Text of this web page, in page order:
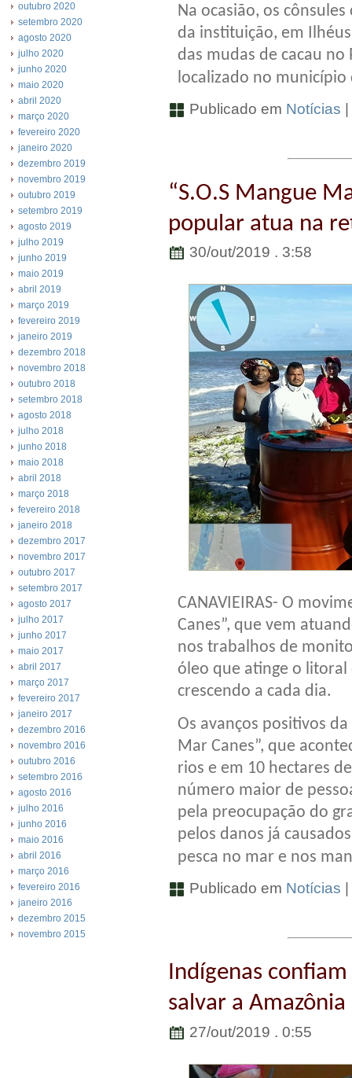
outubro 2020
setembro 2020
agosto 2020
julho 2020
junho 2020
maio 2020
abril 2020
março 2020
fevereiro 2020
janeiro 2020
dezembro 2019
novembro 2019
outubro 2019
setembro 2019
agosto 2019
julho 2019
junho 2019
maio 2019
abril 2019
março 2019
fevereiro 2019
janeiro 2019
dezembro 2018
novembro 2018
outubro 2018
setembro 2018
agosto 2018
julho 2018
junho 2018
maio 2018
abril 2018
março 2018
fevereiro 2018
janeiro 2018
dezembro 2017
novembro 2017
outubro 2017
setembro 2017
agosto 2017
julho 2017
junho 2017
maio 2017
abril 2017
março 2017
fevereiro 2017
janeiro 2017
dezembro 2016
novembro 2016
outubro 2016
setembro 2016
agosto 2016
julho 2016
junho 2016
maio 2016
abril 2016
março 2016
fevereiro 2016
janeiro 2016
dezembro 2015
novembro 2015
Na ocasião, os
da instituição, em
das mudas de cacau
localizado no
Publicado em Notícias |
“S.O.S Mangue
popular atua na
30/out/2019 . 3:58
CANAVIEIRAS- O
Canes”, que vem
nos trabalhos de
óleo que atinge o litoral
crescendo a cada dia.
Os avanços positivos
Mar Canes”, que
rios e em 10 hectares
número maior de
pela preocupação do
pelos danos já
pesca no mar e nos
Publicado em Notícias
Indígenas
salvar a Amazônia
27/out/2019 . 0:55